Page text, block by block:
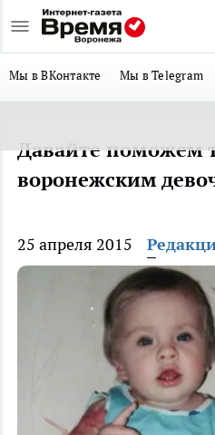
Мы в ВКонтакте Мы в Telegram
Давайте поможем
воронежским
25 апреля 2015